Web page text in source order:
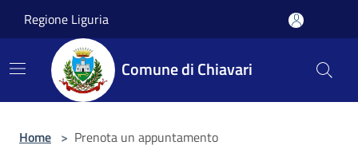
Regione Liguria
Comune di Chiavari
Home > Prenota un appuntamento